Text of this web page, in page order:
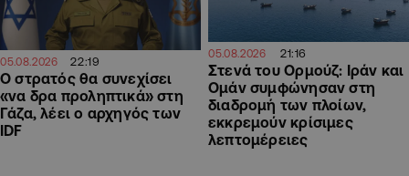
05.08.2026 22:19
Ο στρατός θα συνεχίσει
«να δρα προληπτικά» στη
Γάζα, λέει ο αρχηγός των
IDF
05.08.2026 21:16
Στενά του Ορμούζ: Ιράν και
Ομάν συμφώνησαν στη
διαδρομή των πλοίων,
εκκρεμούν κρίσιμες
λεπτομέρειες